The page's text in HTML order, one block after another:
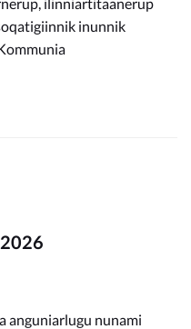
inunnik
anguniarlugu nunami